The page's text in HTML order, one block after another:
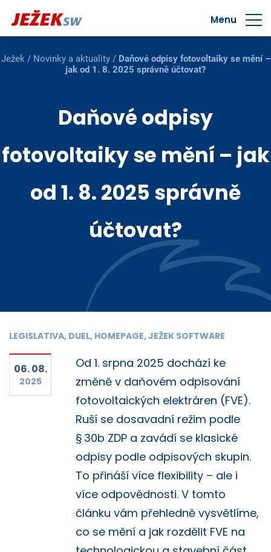
Menu
Ježek/ Novinky a aktuality/ Daňové odpisy fotovoltaiky se mění –
jak od 1. 8. 2025 správně účtovat?
Daňové odpisy
fotovoltaiky se mění – jak
od 1. 8. 2025 správně
účtovat?
LEGISLATIVA, DUEL, HOMEPAGE, JEŽEK SOFTWARE
06. 08.
2025
Od 1. srpna 2025 dochází ke
změně v daňovém odpisování
fotovoltaických elektráren (FVE).
Ruší se dosavadní režim podle
§ 30b ZDP a zavádí se klasické
odpisy podle odpisových skupin.
To přináší více flexibility – ale i
více odpovědnosti. V tomto
článku vám přehledně vysvětlíme,
co se mění a jak rozdělit FVE na